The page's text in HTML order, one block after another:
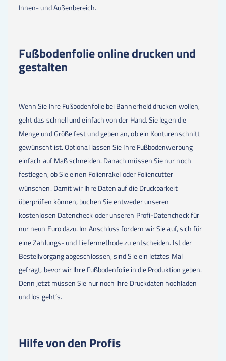
Innen- und Außenbereich.
Fußbodenfolie online drucken und
gestalten
Wenn Sie Ihre Fußbodenfolie bei Bannerheld drucken wollen,
geht das schnell und einfach von der Hand. Sie legen die
Menge und Größe fest und geben an, ob ein Konturenschnitt
gewünscht ist. Optional lassen Sie Ihre Fußbodenwerbung
einfach auf Maß schneiden. Danach müssen Sie nur noch
festlegen, ob Sie einen Folienrakel oder Foliencutter
wünschen. Damit wir Ihre Daten auf die Druckbarkeit
überprüfen können, buchen Sie entweder unseren
kostenlosen Datencheck oder unseren Profi-Datencheck für
nur neun Euro dazu. Im Anschluss fordern wir Sie auf, sich für
eine Zahlungs- und Liefermethode zu entscheiden. Ist der
Bestellvorgang abgeschlossen, sind Sie ein letztes Mal
gefragt, bevor wir Ihre Fußbodenfolie in die Produktion geben.
Denn jetzt müssen Sie nur noch Ihre Druckdaten hochladen
und los geht’s.
Hilfe von den Profis